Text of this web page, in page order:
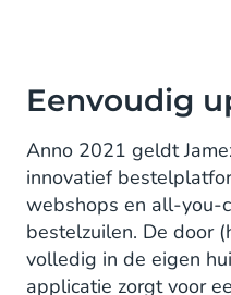
Eenvoudig
Anno 2021 geldt
innovatief
webshops en all-you-
bestelzuilen. De door
volledig in de eigen
applicatie zorgt voor